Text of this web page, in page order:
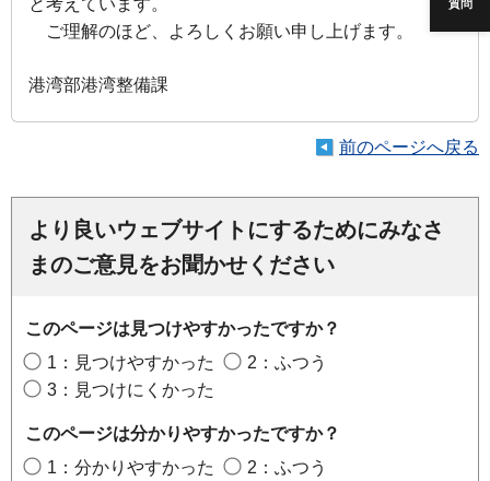
質問
と考えていま す。
ご理解のほど、よろしくお願い申し上げます。
港湾部港湾整備課
前のページへ戻る
より良いウェブサイトにするためにみなさ
まのご意見をお聞かせください
このページは見つけやすかったですか？
1：見つけやすかった
2：ふつう
3：見つけにくかった
このページは分かりやすかったですか？
1：分かりやすかった
2：ふつう